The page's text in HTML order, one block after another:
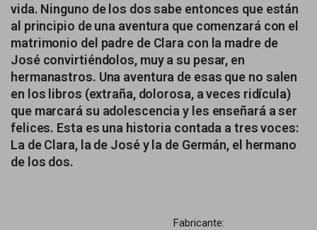
vida. Ninguno de los dos sabe entonces que están
al principio de una aventura que comenzará con el
matrimonio del padre de Clara con la madre de
José convirtiéndolos, muy a su pesar, en
hermanastros. Una aventura de esas que no salen
en los libros (extraña, dolorosa, a veces ridícula)
que marcará su adolescencia y les enseñará a ser
felices. Esta es una historia contada a tres voces:
La de Clara, la de José y la de Germán, el hermano
de los dos.
Fabricante: